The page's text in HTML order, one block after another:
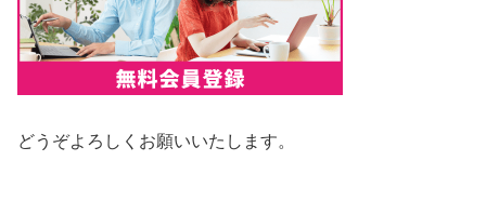
どうぞよろしくお願いいたします。